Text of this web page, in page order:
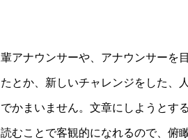
アナウンサーや、アナウンサーを
とか、新しいチャレンジをした、
かまいません。文章にしようとす
むことで客観的になれるので、俯